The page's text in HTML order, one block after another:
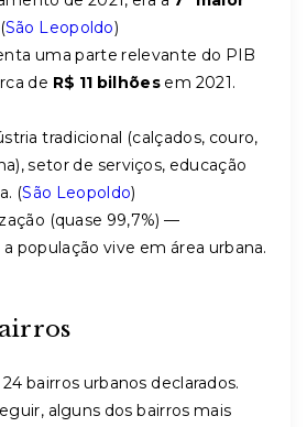
São Leopoldo)
uma parte relevante do PIB
de R$ 11 bilhõesem 2021.
tradicional (calçados, couro,
setor de serviços, educação
(São Leopoldo)
(quase 99,7%) —
população vive em área urbana.
bairros urbanos declarados.
alguns dos bairros mais